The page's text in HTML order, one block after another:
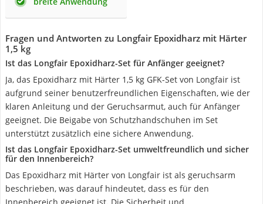
Fragen und Antworten zu Longfair Epoxidharz mit Härter
1,5 kg
Ist das Longfair Epoxidharz-Set für Anfänger geeignet?
Ja, das Epoxidharz mit Härter 1,5 kg GFK-Set von Longfair ist
aufgrund seiner benutzerfreundlichen Eigenschaften, wie der
klaren Anleitung und der Geruchsarmut, auch für Anfänger
geeignet. Die Beigabe von Schutzhandschuhen im Set
unterstützt zusätzlich eine sichere Anwendung.
Ist das Longfair Epoxidharz-Set umweltfreundlich und sicher
für den Innenbereich?
Das Epoxidharz mit Härter von Longfair ist als geruchsarm
beschrieben, was darauf hindeutet, dass es für den